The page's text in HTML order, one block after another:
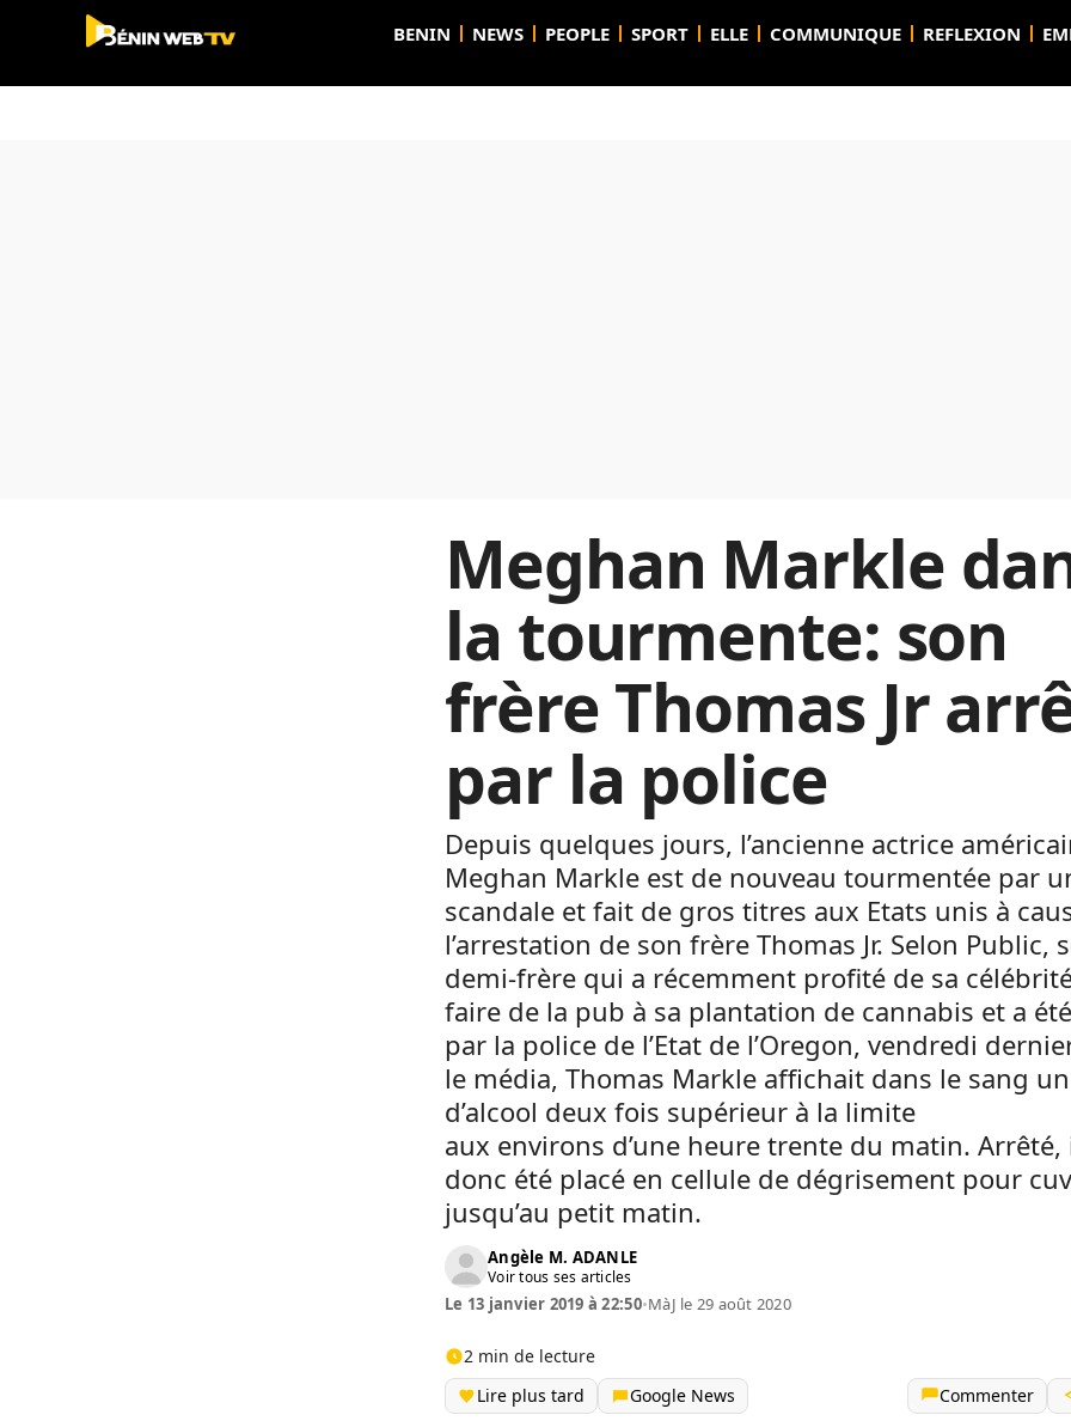
BENIN NEWS PEOPLE SPORT ELLE COMMUNIQUE REFLEXION
Meghan Markle
la tourmente: son
frère Thomas Jr
par la police
Depuis quelques jours, l’ancienne actrice
Meghan Markle est de nouveau tourmentée par
scandale et fait de gros titres aux Etats unis à
l’arrestation de son frère Thomas Jr. Selon Public,
demi-frère qui a récemment profité de sa
faire de la pub à sa plantation de cannabis et a
par la police de l’Etat de l’Oregon, vendredi
le média, Thomas Markle affichait dans le sang
d’alcool deux fois supérieur à la limite
aux environs d’une heure trente du matin. Arrêté,
donc été placé en cellule de dégrisement pour
jusqu’au petit matin.
Angèle M. ADANLE
Voir tous ses articles
Le 13 janvier 2019 à 22:50•MàJ le 29 août 2020
2 min de lecture
Lire plus tard
Google News Commenter